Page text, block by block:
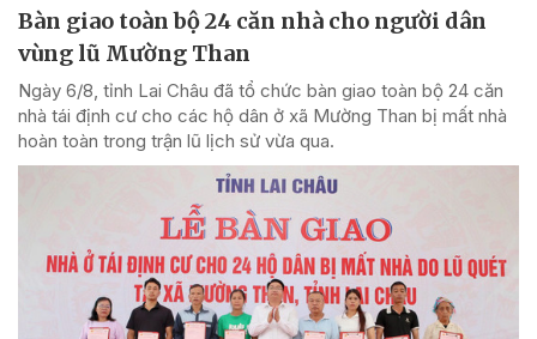
Bàn giao toàn bộ 24 căn nhà cho người dân
vùng lũ Mường Than
Ngày 6/8, tỉnh Lai Châu đã tổ chức bàn giao toàn bộ 24 căn
nhà tái định cư cho các hộ dân ở xã Mường Than bị mất nhà
hoàn toàn trong trận lũ lịch sử vừa qua.